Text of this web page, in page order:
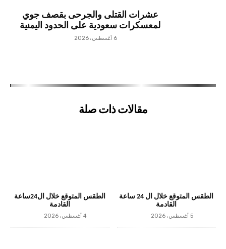
عشرات القتلى والجرحى بقصف جوي
لمعسكرات سعودية على الحدود اليمنية
6 أغسطس، 2026
مقالات ذات صلة
الطقس المتوقع خلال ال 24 ساعة
القادمة
5 أغسطس، 2026
الطقس المتوقع خلال ال24ساعة
القادمة
4 أغسطس، 2026